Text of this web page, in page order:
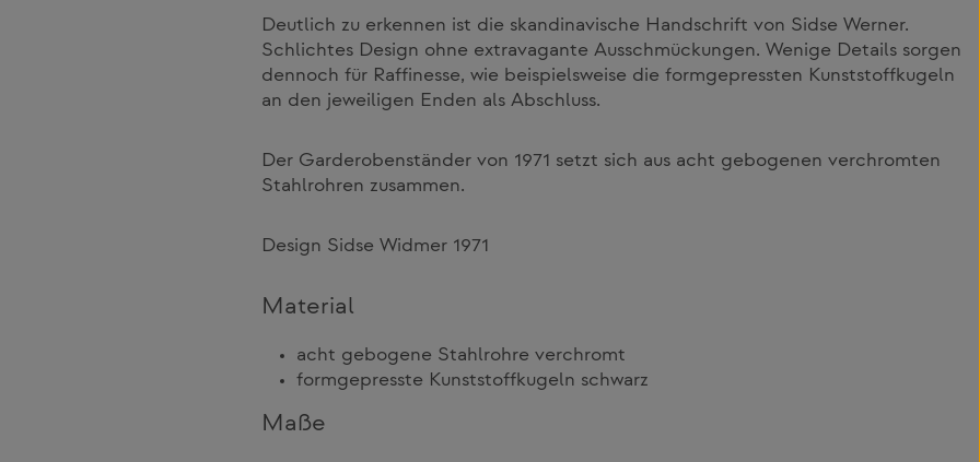
Deutlich zu erkennen ist die skandinavische Handschrift von Sidse Werner.
Schlichtes Design ohne extravagante Ausschmückungen. Wenige Details sorgen
dennoch für Raffinesse, wie beispielsweise die formgepressten Kunststoffkugeln
an den jeweiligen Enden als Abschluss.
Der Garderobenständer von 1971 setzt sich aus acht gebogenen verchromten
Stahlrohren zusammen.
Design Sidse Widmer 1971
Material
acht gebogene Stahlrohre verchromt
formgepresste Kunststoffkugeln schwarz
Maße